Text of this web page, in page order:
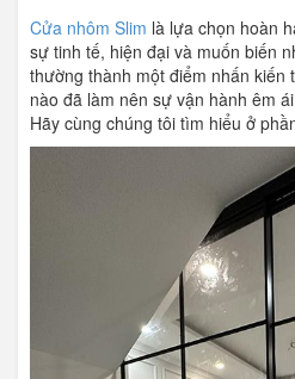
Cửa nhôm Slim là lựa chọn hoàn
sự tinh tế, hiện đại và muốn biến
thường thành một điểm nhấn kiến
nào đã làm nên sự vận hành êm
Hãy cùng chúng tôi tìm hiểu ở